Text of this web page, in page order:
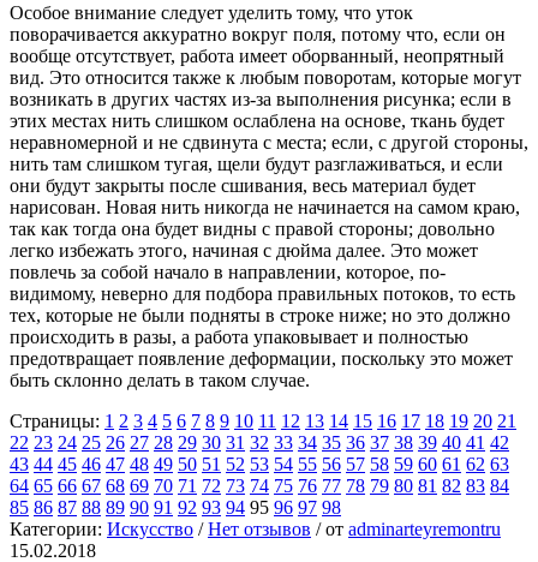
Особое внимание следует уделить тому, что уток
поворачивается аккуратно вокруг поля, потому что, если он
вообще отсутствует, работа имеет оборванный, неопрятный
вид. Это относится также к любым поворотам, которые могут
возникать в других частях из-за выполнения рисунка; если в
этих местах нить слишком ослаблена на основе, ткань будет
неравномерной и не сдвинута с места; если, с другой стороны,
нить там слишком тугая, щели будут разглаживаться, и если
они будут закрыты после сшивания, весь материал будет
нарисован. Новая нить никогда не начинается на самом краю,
так как тогда она будет видны с правой стороны; довольно
легко избежать этого, начиная с дюйма далее. Это может
повлечь за собой начало в направлении, которое, по-
видимому, неверно для подбора правильных потоков, то есть
тех, которые не были подняты в строке ниже; но это должно
происходить в разы, а работа упаковывает и полностью
предотвращает появление деформации, поскольку это может
быть склонно делать в таком случае.
Страницы: 1 2 3 4 5 6 7 8 9 10 11 12 13 14 15 16 17 18 19 20 21
22 23 24 25 26 27 28 29 30 31 32 33 34 35 36 37 38 39 40 41 42
43 44 45 46 47 48 49 50 51 52 53 54 55 56 57 58 59 60 61 62 63
64 65 66 67 68 69 70 71 72 73 74 75 76 77 78 79 80 81 82 83 84
85 86 87 88 89 90 91 92 93 94 95 96 97 98
Категории: Искусство / Нет отзывов /от adminarteyremontru
15.02.2018